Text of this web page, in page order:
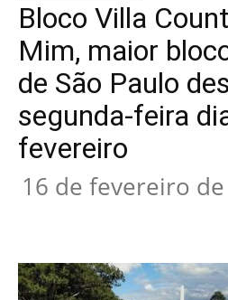
Bloco Villa
Mim, maior
de São Paulo
segunda-feira
fevereiro
16 de fevereiro